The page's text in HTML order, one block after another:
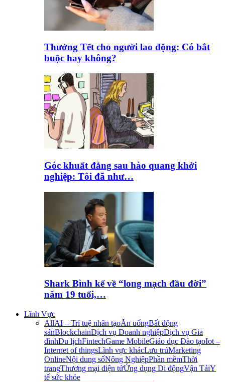
Thưởng Tết cho người lao động: Có bắt
buộc hay không?
Góc khuất đằng sau hào quang khởi
nghiệp: Tôi đã như…
Shark Bình kể về “long mạch đầu đời”
năm 19 tuổi,…
Lĩnh Vực
AllAI – Trí tuệ nhân tạoĂn uốngBất động
sảnBlockchainDịch vụ Doanh nghiệpDịch vụ Gia
đìnhDu lịchFintechGame MobileGiáo dục Đào tạoIot –
Internet of thingsLĩnh vực khácLưu trúMarketing
OnlineNội dung sốNông NghiệpPhần mềmThời
trangThương mại điện tửỨng dụng Di độngVận TảiY
tế sức khỏe